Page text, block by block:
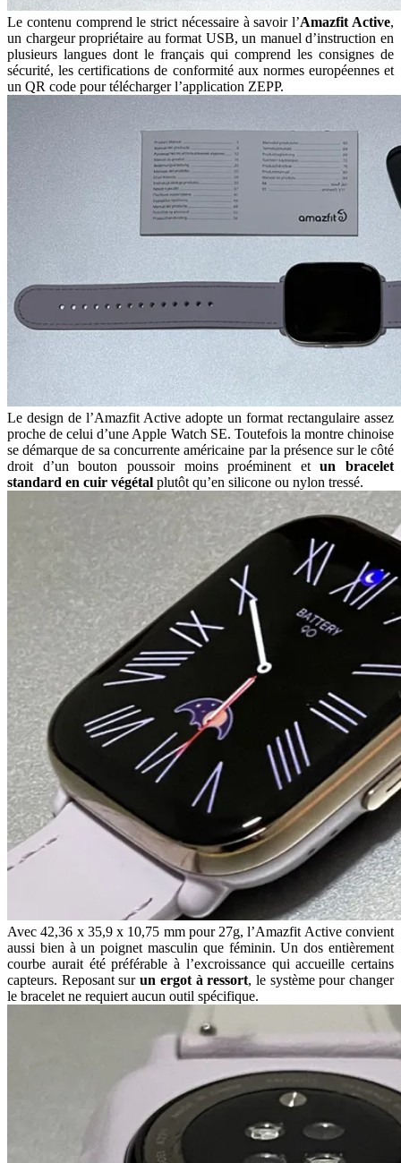
Le contenu comprend le strict nécessaire à savoir l’Amazfit Active,
un chargeur propriétaire au format USB, un manuel d’instruction en
plusieurs langues dont le français qui comprend les consignes de
sécurité, les certifications de conformité aux normes européennes et
un QR code pour télécharger l’application ZEPP.
Le design de l’Amazfit Active adopte un format rectangulaire assez
proche de celui d’une Apple Watch SE. Toutefois la montre chinoise
se démarque de sa concurrente américaine par la présence sur le côté
droit d’un bouton poussoir moins proéminent etun bracelet
standard en cuir végétal plutôt qu’en silicone ou nylon tressé.
Avec 42,36 x 35,9 x 10,75 mm pour 27g, l’Amazfit Active convient
aussi bien à un poignet masculin que féminin. Un dos entièrement
courbe aurait été préférable à l’excroissance qui accueille certains
capteurs. Reposant surun ergot à ressort, le système pour changer
le bracelet ne requiert aucun outil spécifique.